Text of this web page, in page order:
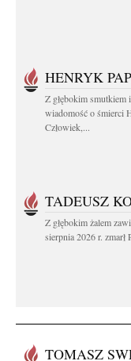
HENRYK
Z głębokim smutkiem
wiadomość o śmierci
Człowiek,...
TADEUSZ
Z głębokim żalem
sierpnia 2026 r. zmarł
TOMASZ